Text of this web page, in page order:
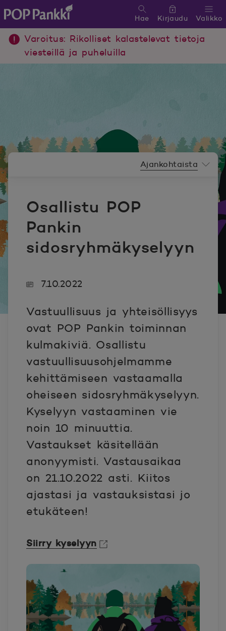
POP Pankki, etusivulle
Valikko
Hae Kirjaudu
Varoitus: Rikolliset kalastelevat tietoja
viesteillä ja puheluilla
Osallistu POP
Pankin
sidosryhmäkyselyyn
Ajankohtaista
7.10.2022
Vastuullisuus ja yhteisöllisyys
ovat POP Pankin toiminnan
kulmakiviä. Osallistu
vastuullisuusohjelmamme
kehittämiseen vastaamalla
oheiseen sidosryhmäkyselyyn.
Kyselyyn vastaaminen vie
noin 10 minuuttia.
Vastaukset käsitellään
anonyymisti. Vastausaikaa
on 21.10.2022 asti. Kiitos
ajastasi ja vastauksistasi jo
etukäteen!
Siirry kyselyyn